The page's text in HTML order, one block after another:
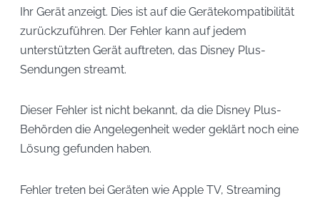
Ihr Gerät anzeigt. Dies ist auf die Gerätekompatibilität
zurückzuführen. Der Fehler kann auf jedem
unterstützten Gerät auftreten, das Disney Plus-
Sendungen streamt.
Dieser Fehler ist nicht bekannt, da die Disney Plus-
Behörden die Angelegenheit weder geklärt noch eine
Lösung gefunden haben.
Fehler treten bei Geräten wie Apple TV, Streaming